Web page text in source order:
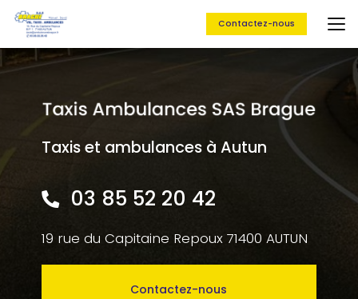
Aller
au
contenu
principal
Contactez-nous
Taxis et ambulances à Autun
03 85 52 20 42
19 rue du Capitaine Repoux 71400 AUTUN
Contactez-nous